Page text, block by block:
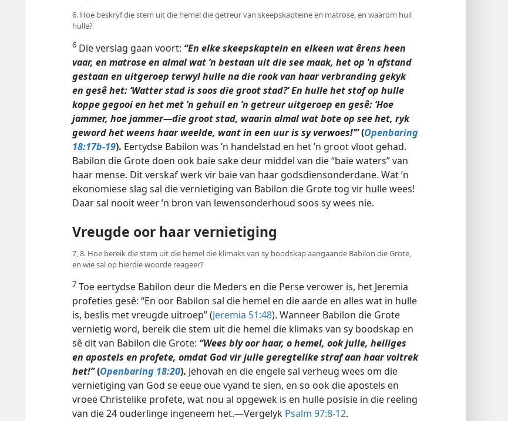
6. Hoe beskryf die stem uit die hemel die getreur van skeepskapteine en matrose, en waarom huil
hulle?
6 Die verslag gaan voort: “En elke skeepskaptein en elkeen wat êrens heen
vaar, en matrose en almal wat ’n bestaan uit die see maak, het op ’n afstand
gestaan en uitgeroep terwyl hulle na die rook van haar verbranding gekyk
en gesê het: ‘Watter stad is soos die groot stad?’ En hulle het stof op hulle
koppe gegooi en het met ’n gehuil en ’n getreur uitgeroep en gesê: ‘Hoe
jammer, hoe jammer—die groot stad, waarin almal wat bote op see het, ryk
geword het weens haar weelde, want in een uur is sy verwoes!’”(Openbaring
18:17b-19). Eertydse Babilon was ’n handelstad en het ’n groot vloot gehad.
Babilon die Grote doen ook baie sake deur middel van die “baie waters” van
haar mense. Dit verskaf werk vir baie van haar godsdiensonderdane. Wat ’n
ekonomiese slag sal die vernietiging van Babilon die Grote tog vir hulle wees!
Daar sal nooit weer ’n bron van lewensonderhoud soos sy wees nie.
Vreugde oor haar vernietiging
7, 8. Hoe bereik die stem uit die hemel die klimaks van sy boodskap aangaande Babilon die Grote,
en wie sal op hierdie woorde reageer?
7 Toe eertydse Babilon deur die Meders en die Perse verower is, het Jeremia
profeties gesê: “En oor Babilon sal die hemel en die aarde en alles wat in hulle
is, beslis met vreugde uitroep” (Jeremia 51:48). Wanneer Babilon die Grote
vernietig word, bereik die stem uit die hemel die klimaks van sy boodskap en
sê dit van Babilon die Grote: “Wees bly oor haar, o hemel, ook julle, heiliges
en apostels en profete, omdat God vir julle geregtelike straf aan haar voltrek
het!”(Openbaring 18:20). Jehovah en die engele sal verheug wees om die
vernietiging van God se eeue oue vyand te sien, en so ook die apostels en
vroeë Christelike profete, wat nou al opgewek is en hulle posisie in die reëling
van die 24 ouderlinge ingeneem het.—Vergelyk Psalm 97:8-12.